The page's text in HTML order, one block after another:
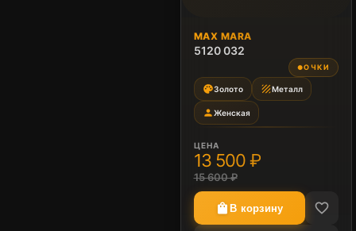
MAX MARA
5120 032
●ОЧКИ
paletteЗолото textureМеталл
personЖенская
ЦЕНА
13 500 ₽
15 600 ₽
shopping_bagВ корзину favorite_border